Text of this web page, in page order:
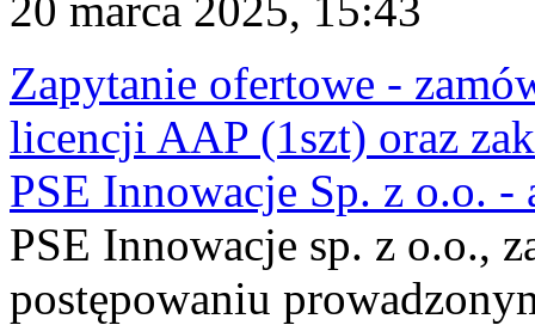
Zapytanie ofertowe -
licencji AAP (1szt) oraz
PSE Innowacje Sp. z o.o. -
PSE Innowacje sp. z o.o.,
postępowaniu